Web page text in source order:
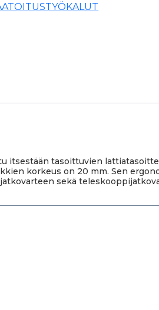
itsestään tasoittuvien
korkeus on 20 mm. Sen
sekä